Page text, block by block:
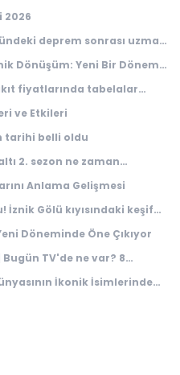
2026
deprem sonrası uzman
Dönüşüm: Yeni Bir Dönem
fiyatlarında tabelalar
ve Etkileri
tarihi belli oldu
2. sezon ne zaman
Anlama Gelişmesi
Gölü kıyısındaki keşif
Döneminde Öne Çıkıyor
Bugün TV'de ne var? 8
İkonik İsimlerinden